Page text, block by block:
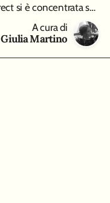
L'edizione 2026 del Wholesome Direct si è concentrata su molti modi differenti di intendere i cozy game, qui raccolti in un piccolo best of di sei tracce
A cura di
Giulia Martino